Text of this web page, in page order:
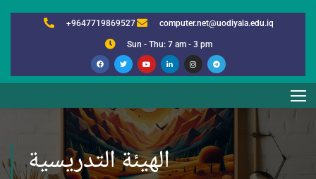
+9647719869527 computer.net@uodiyala.edu.iq
Sun - Thu: 7 am - 3 pm
الهيئة التدريسية